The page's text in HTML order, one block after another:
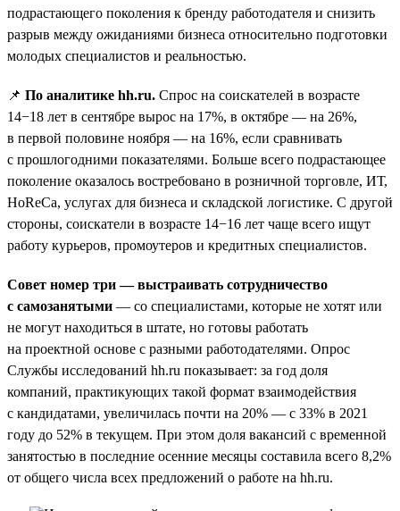
подрастающего поколения к бренду работодателя и снизить
разрыв между ожиданиями бизнеса относительно подготовки
молодых специалистов и реальностью.
📌 По аналитике hh.ru. Спрос на соискателей в возрасте
14−18 лет в сентябре вырос на 17%, в октябре — на 26%,
в первой половине ноября — на 16%, если сравнивать
с прошлогодними показателями. Больше всего подрастающее
поколение оказалось востребовано в розничной торговле, ИТ,
HoReCa, услугах для бизнеса и складской логистике. С другой
стороны, соискатели в возрасте 14−16 лет чаще всего ищут
работу курьеров, промоутеров и кредитных специалистов.
Совет номер три — выстраивать сотрудничество
с самозанятыми — со специалистами, которые не хотят или
не могут находиться в штате, но готовы работать
на проектной основе с разными работодателями. Опрос
Службы исследований hh.ru показывает: за год доля
компаний, практикующих такой формат взаимодействия
с кандидатами, увеличилась почти на 20% — с 33% в 2021
году до 52% в текущем. При этом доля вакансий с временной
занятостью в последние осенние месяцы составила всего 8,2%
от общего числа всех предложений о работе на hh.ru.